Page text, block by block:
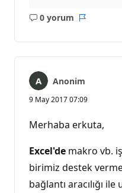
0 yorum
Açıklama
Anonim
9 May 2017 07:09
Merhaba erkuta,
Excel'de makro vb.
birimiz destek
bağlantı aracılığı